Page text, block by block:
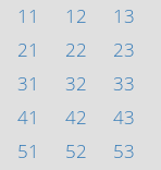
11
12 13
21
22 23
31
32 33
41
42 43
51
52 53